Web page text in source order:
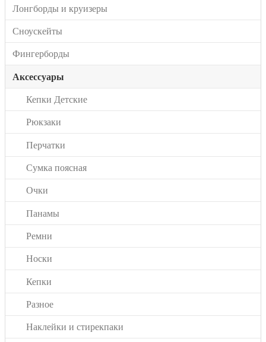
Лонгборды и круизеры
Сноускейты
Фингерборды
Аксессуары
Кепки Детские
Рюкзаки
Перчатки
Сумка поясная
Очки
Панамы
Ремни
Носки
Кепки
Разное
Наклейки и стирекпаки